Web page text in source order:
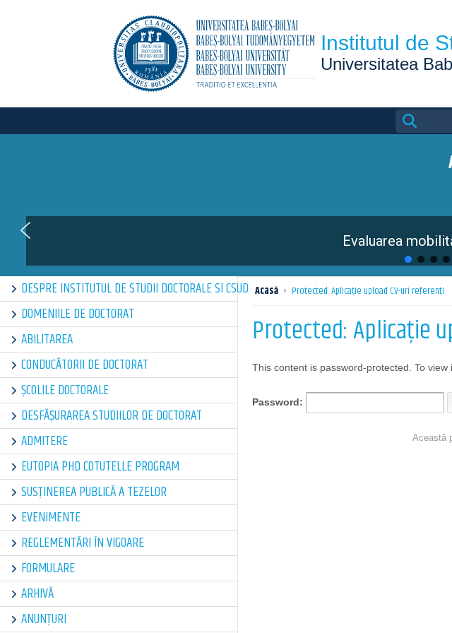
Institutul de
Universitatea
Search
for:
Evaluarea
DESPRE INSTITUTUL DE STUDII DOCTORALE SI CSUD
DOMENIILE DE DOCTORAT
ABILITAREA
CONDUCĂTORII DE DOCTORAT
ȘCOLILE DOCTORALE
DESFĂȘURAREA STUDIILOR DE DOCTORAT
ADMITERE
EUTOPIA PHD COTUTELLE PROGRAM
SUSȚINEREA PUBLICĂ A TEZELOR
EVENIMENTE
REGLEMENTĂRI ÎN VIGOARE
FORMULARE
ARHIVĂ
ANUNȚURI
Acasă › Protected: Aplicație upload CV-uri referenți
Protected: Aplicație
This content is password-protected. To
Password:
Această